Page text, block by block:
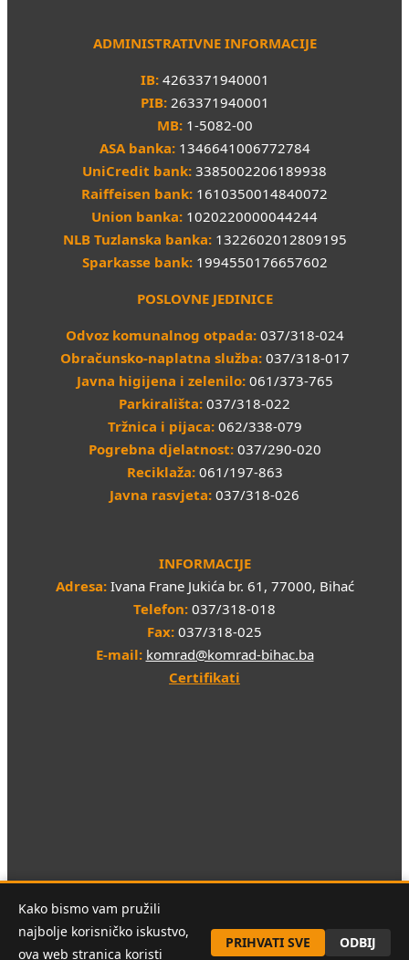
ADMINISTRATIVNE INFORMACIJE
IB: 4263371940001
PIB: 263371940001
MB: 1-5082-00
ASA banka: 1346641006772784
UniCredit bank: 3385002206189938
Raiffeisen bank: 1610350014840072
Union banka: 1020220000044244
NLB Tuzlanska banka: 1322602012809195
Sparkasse bank: 1994550176657602
POSLOVNE JEDINICE
Odvoz komunalnog otpada: 037/318-024
Obračunsko-naplatna služba: 037/318-017
Javna higijena i zelenilo: 061/373-765
Parkirališta: 037/318-022
Tržnica i pijaca: 062/338-079
Pogrebna djelatnost: 037/290-020
Reciklaža: 061/197-863
Javna rasvjeta: 037/318-026
INFORMACIJE
Adresa: Ivana Frane Jukića br. 61, 77000, Bihać
Telefon: 037/318-018
Fax: 037/318-025
E-mail: komrad@komrad-bihac.ba
Certifikati
Kako bismo vam pružili
najbolje korisničko iskustvo,
ova web stranica koristi
PRIHVATI SVE ODBIJ